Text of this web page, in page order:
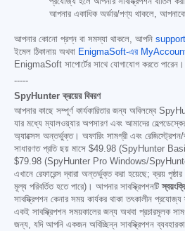
আপনার একাধিক অর্ডার/পণ্য থাকলে,
আপনার কোনো প্রশ্ন বা সমস্যা থাকলে, আপনি
ইমেল ঠিকানায় অথবা EnigmaSoft-এর
EnigmaSoft সাপোর্টের সাথে যোগাযোগ করতে পারেন।
-----
SpyHunter ক্রয়ের বিবরণ
আপনার কাছে সম্পূর্ণ কার্যকারিতার জন্য অবিলম্বে
যার মধ্যে ম্যালওয়্যার অপসারণ এবং আমাদের
অ্যাক্সেস অন্তর্ভুক্ত। অফারিং সামগ্রী এবং
সাধারণত প্রতি ছয় মাসে $49.98 (SpyHunter
$79.98 (SpyHunter Pro Windows/
এখানে রেফারেন্স দ্বারা অন্তর্ভুক্ত করা হয়েছে; ক্রয়
মূল্য পরিবর্তিত হতে পারে)। আপনার সাবস্ক্রিপশনটি
সাবস্ক্রিপশন কেনার সময় কার্যকর থাকা তৎকালীন প্রযোজ্য
একই সাবস্ক্রিপশন সময়কালের জন্য অথবা প্রচারমূলক
জন্য, যদি আপনি একজন অবিচ্ছিন্ন সাবস্ক্রিপশন